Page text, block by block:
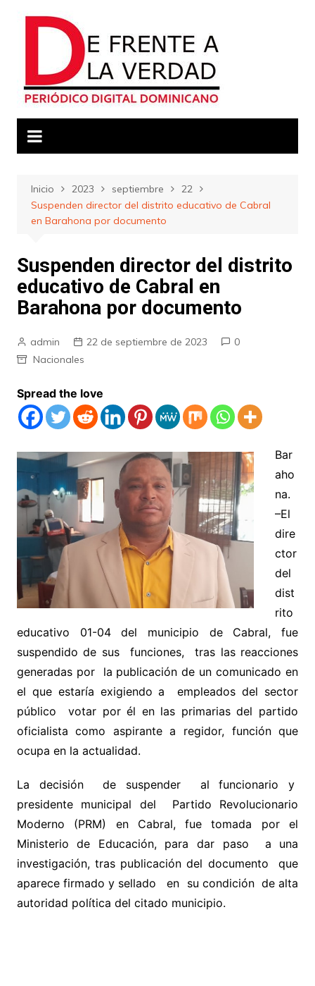
Inicio 2023 septiembre
22
Suspenden director del distrito educativo de Cabral
en Barahona por documento
Suspenden director del distrito
educativo de Cabral en
Barahona por documento
admin 22 de septiembre de 2023
0
Nacionales
Spread the love
Bar
aho
na.
–El
dire
ctor
del
dist
rito
educativo 01-04 del municipio de Cabral, fue
suspendido de sus funciones, tras las reacciones
generadas por la publicación de un comunicado en
el que estaría exigiendo a empleados del sector
público votar por él en las primarias del partido
oficialista como aspirante a regidor, función que
ocupa en la actualidad.
La decisión de suspender al funcionario y
presidente municipal del Partido Revolucionario
Moderno (PRM) en Cabral, fue tomada por el
Ministerio de Educación, para dar paso a una
investigación, tras publicación del documento que
aparece firmado y sellado en su condición de alta
autoridad política del citado municipio.